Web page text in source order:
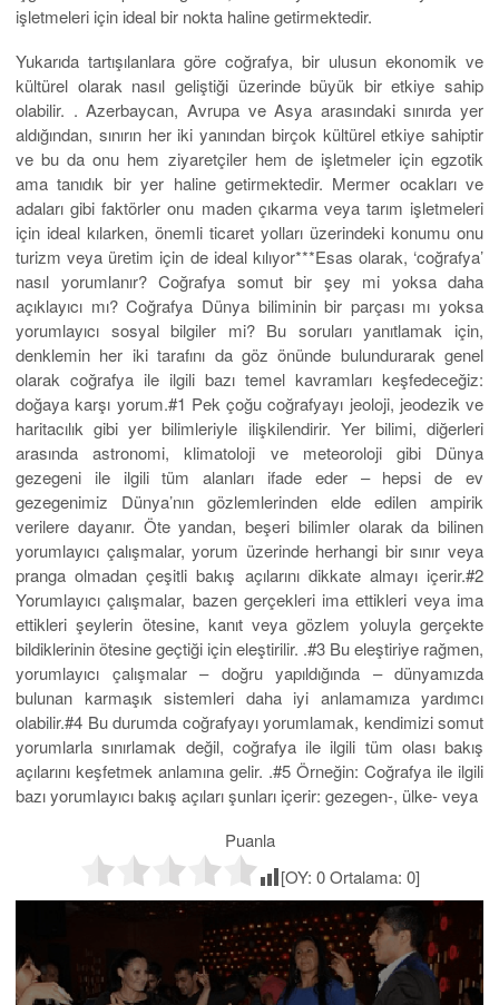
işletmeleri için ideal bir nokta haline getirmektedir.
Yukarıda tartışılanlara göre coğrafya, bir ulusun ekonomik ve
kültürel olarak nasıl geliştiği üzerinde büyük bir etkiye sahip
olabilir. . Azerbaycan, Avrupa ve Asya arasındaki sınırda yer
aldığından, sınırın her iki yanından birçok kültürel etkiye sahiptir
ve bu da onu hem ziyaretçiler hem de işletmeler için egzotik
ama tanıdık bir yer haline getirmektedir. Mermer ocakları ve
adaları gibi faktörler onu maden çıkarma veya tarım işletmeleri
için ideal kılarken, önemli ticaret yolları üzerindeki konumu onu
turizm veya üretim için de ideal kılıyor***Esas olarak, ‘coğrafya’
nasıl yorumlanır? Coğrafya somut bir şey mi yoksa daha
açıklayıcı mı? Coğrafya Dünya biliminin bir parçası mı yoksa
yorumlayıcı sosyal bilgiler mi? Bu soruları yanıtlamak için,
denklemin her iki tarafını da göz önünde bulundurarak genel
olarak coğrafya ile ilgili bazı temel kavramları keşfedeceğiz:
doğaya karşı yorum.#1 Pek çoğu coğrafyayı jeoloji, jeodezik ve
haritacılık gibi yer bilimleriyle ilişkilendirir. Yer bilimi, diğerleri
arasında astronomi, klimatoloji ve meteoroloji gibi Dünya
gezegeni ile ilgili tüm alanları ifade eder – hepsi de ev
gezegenimiz Dünya’nın gözlemlerinden elde edilen ampirik
verilere dayanır. Öte yandan, beşeri bilimler olarak da bilinen
yorumlayıcı çalışmalar, yorum üzerinde herhangi bir sınır veya
pranga olmadan çeşitli bakış açılarını dikkate almayı içerir.#2
Yorumlayıcı çalışmalar, bazen gerçekleri ima ettikleri veya ima
ettikleri şeylerin ötesine, kanıt veya gözlem yoluyla gerçekte
bildiklerinin ötesine geçtiği için eleştirilir. .#3 Bu eleştiriye rağmen,
yorumlayıcı çalışmalar – doğru yapıldığında – dünyamızda
bulunan karmaşık sistemleri daha iyi anlamamıza yardımcı
olabilir.#4 Bu durumda coğrafyayı yorumlamak, kendimizi somut
yorumlarla sınırlamak değil, coğrafya ile ilgili tüm olası bakış
açılarını keşfetmek anlamına gelir. .#5 Örneğin: Coğrafya ile ilgili
bazı yorumlayıcı bakış açıları şunları içerir: gezegen-, ülke- veya
Puanla
[OY: 0Ortalama: 0]